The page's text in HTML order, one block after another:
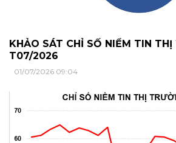
KHẢO SÁT CHỈ SỐ NIỀM TIN THỊ
T07/2026
01/07/2026 09:04